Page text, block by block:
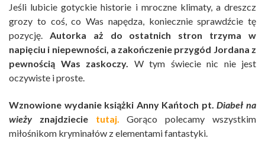
Jeśli lubicie gotyckie historie i mroczne klimaty, a dreszcz
grozy to coś, co Was napędza, koniecznie sprawdźcie tę
pozycję. Autorka aż do ostatnich stron trzyma w
napięciu i niepewności, a zakończenie przygód Jordana z
pewnością Was zaskoczy.
W tym świecie nic nie jest
oczywiste i proste.
Wznowione wydanie książki Anny Kańtoch pt.Diabeł na
wieżyznajdziecie tutaj.
Gorąco polecamy wszystkim
miłośnikom kryminałów z elementami fantastyki.